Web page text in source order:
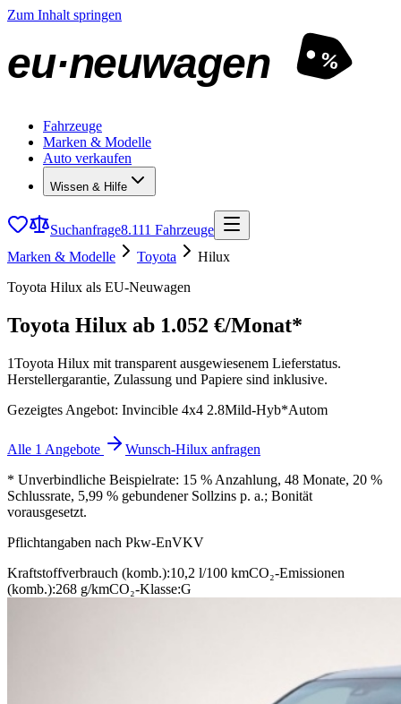
Zum Inhalt springen
eu·neuwagen %
Fahrzeuge
Marken & Modelle
Auto verkaufen
Wissen & Hilfe
Suchanfrage8.111 Fahrzeuge
Marken & Modelle
Toyota
Hilux
Toyota Hilux als EU-Neuwagen
Toyota Hilux ab 1.052 €/Monat*
1Toyota Hilux mit transparent ausgewiesenem Lieferstatus.
Herstellergarantie, Zulassung und Papiere sind inklusive.
Gezeigtes Angebot: Invincible 4x4 2.8Mild-Hyb*Autom
Alle 1 Angebote
Wunsch-Hilux anfragen
* Unverbindliche Beispielrate: 15 % Anzahlung, 48 Monate, 20 %
Schlussrate, 5,99 % gebundener Sollzins p. a.; Bonität
vorausgesetzt.
Pflichtangaben nach Pkw-EnVKV
Kraftstoffverbrauch (komb.):10,2 l/100 kmCO₂-Emissionen
(komb.):268 g/kmCO₂-Klasse:G